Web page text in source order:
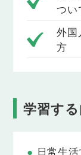
予定
「予
し、
ます。
「夜
習し、
います
つい
外国
方
学習す
日常生